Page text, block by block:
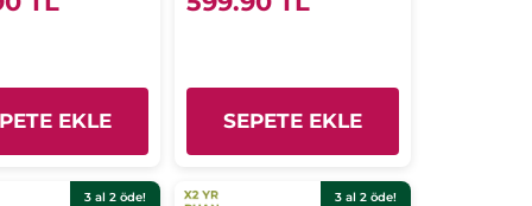
EKLE SEPETE EKLE
3 al 2 öde! 3 al 2 öde!